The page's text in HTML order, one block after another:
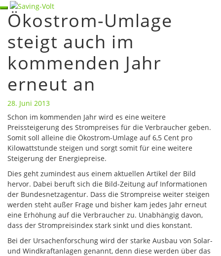
Skip
content
Toggle
navigation
Ökostrom-
Umlage
steigt
auch
im
kommenden
erneut
Ökostrom-Umlage
steigt auch im
kommenden Jahr
erneut an
28. Juni 2013
Schon im kommenden Jahr wird es eine weitere
Preissteigerung des Strompreises für die Verbraucher geben.
Somit soll alleine die Ökostrom-Umlage auf 6,5 Cent pro
Kilowattstunde steigen und sorgt somit für eine weitere
Steigerung der Energiepreise.
Dies geht zumindest aus einem aktuellen Artikel der Bild
hervor. Dabei beruft sich die Bild-Zeitung auf Informationen
der Bundesnetzagentur. Dass die Strompreise weiter steigen
werden steht außer Frage und bisher kam jedes Jahr erneut
eine Erhöhung auf die Verbraucher zu. Unabhängig davon,
dass der Strompreisindex stark sinkt und dies konstant.
Bei der Ursachenforschung wird der starke Ausbau von Solar-
und Windkraftanlagen genannt, denn diese werden über das